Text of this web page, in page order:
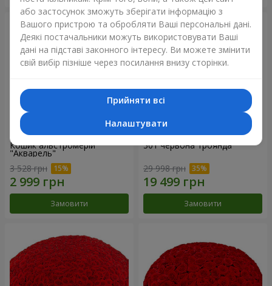
Кошик альстромерій
"Акварель"
3 528 грн
Замовити
301 червона троянда
29 998 грн
Замовити
або застосунок зможуть зберігати інформацію з
Вашого пристрою та обробляти Ваші персональні дані.
Деякі постачальники можуть використовувати Ваші
дані на підставі законного інтересу. Ви можете змінити
свій вибір пізніше через посилання внизу сторінки.
Прийняти всі
Налаштувати